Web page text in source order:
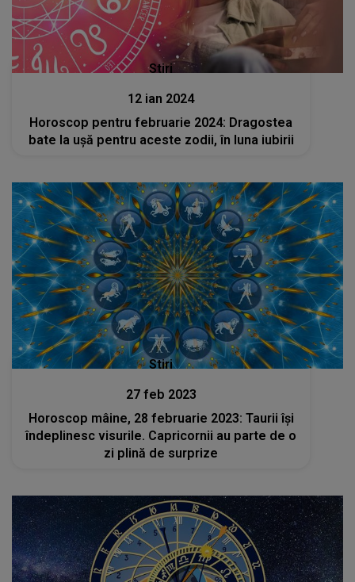
Stiri
12 ian 2024
Horoscop pentru februarie 2024: Dragostea
bate la ușă pentru aceste zodii, în luna iubirii
Stiri
27 feb 2023
Horoscop mâine, 28 februarie 2023: Taurii își
îndeplinesc visurile. Capricornii au parte de o
zi plină de surprize